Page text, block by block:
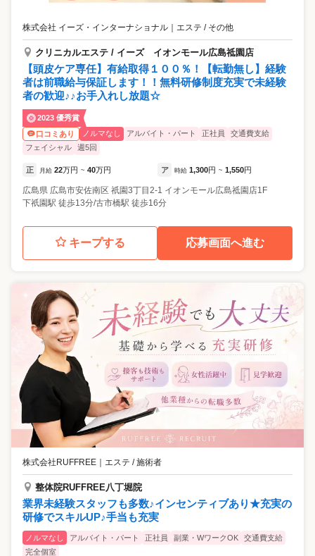
株式会社 イーズ・インターナショナル エステ / その他
クリニカルエステ / イーズ イオンモール広島祗園店
【頭皮ケア専任】有給取得１００％！【転勤無し】経験
者は前職給与保証します！！無料研修制度充実で未経験
者の歓迎♪♪お手入れし放題☆
2023 優秀賞
口コミあり
ノルマなし アルバイト・パート 正社員
交通費支給
フェイシャル
週5回
正 月給 22万円 ~ 40万円 ア 時給 1,300円 ~ 1,550円
広島県 広島市安佐南区 祇園3丁目2-1 イオンモール広島祗園店1F
下祇園駅 徒歩13分/古市橋駅 徒歩16分
キープする 応募画面へ進む
株式会社RUFFREE エステ / 施術者
整体院RUFFREE八丁堀院
業界未経験スタッフも多数♪インセンティブあり★充実の
研修でスキルUP♪手当も充実
ノルマなし アルバイト・パート 正社員 副業・WワークOK
交通費支給
完全個室